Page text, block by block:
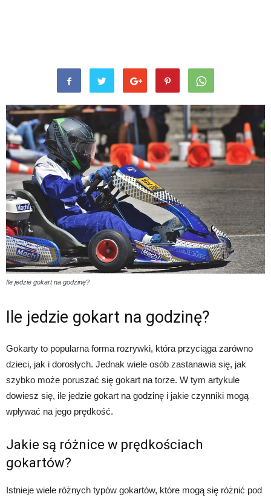
Ile jedzie gokart na godzinę?
Ile jedzie gokart na godzinę?
Gokarty to popularna forma rozrywki, która przyciąga zarówno
dzieci, jak i dorosłych. Jednak wiele osób zastanawia się, jak
szybko może poruszać się gokart na torze. W tym artykule
dowiesz się, ile jedzie gokart na godzinę i jakie czynniki mogą
wpływać na jego prędkość.
Jakie są różnice w prędkościach
gokartów?
Istnieje wiele różnych typów gokartów, które mogą się różnić pod